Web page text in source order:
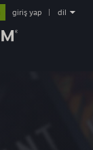
giriş yap dil